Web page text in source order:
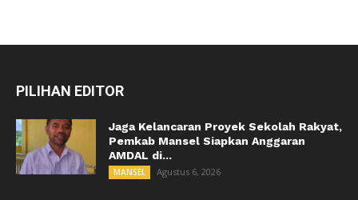
PILIHAN EDITOR
Jaga Kelancaran Proyek Sekolah Rakyat,
Pemkab Mansel Siapkan Anggaran
AMDAL di...
MANSEL Agustus 6, 2026